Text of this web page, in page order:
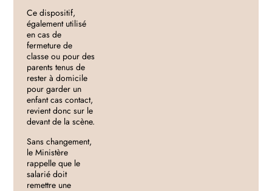
Ce dispositif,
également utilisé
en cas de
fermeture de
classe ou pour des
parents tenus de
rester à domicile
pour garder un
enfant cas contact,
revient donc sur le
devant de la scène.
Sans changement,
le Ministère
rappelle que le
salarié doit
remettre une